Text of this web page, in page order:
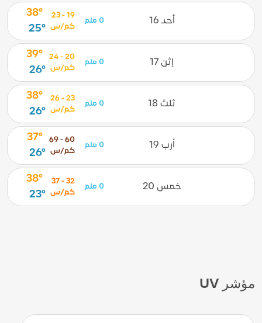
أحد 16 0 ملم
19 - 23
كم/س
38°
25°
إثن 17 0 ملم
20 - 24
كم/س
39°
26°
ثلث 18 0 ملم
23 - 26
كم/س
38°
26°
أرب 19 0 ملم
60 - 69
كم/س
37°
26°
خمس 20 0 ملم
32 - 37
كم/س
38°
23°
مؤشر UV